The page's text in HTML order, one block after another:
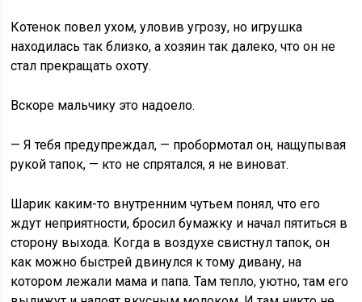
Котенок повел ухом, уловив угрозу, но игрушка
находилась так близко, а хозяин так далеко, что он не
стал прекращать охоту.
Вскоре мальчику это надоело.
— Я тебя предупреждал, — пробормотал он, нащупывая
рукой тапок, — кто не спрятался, я не виноват.
Шарик каким-то внутренним чутьем понял, что его
ждут неприятности, бросил бумажку и начал пятиться в
сторону выхода. Когда в воздухе свистнул тапок, он
как можно быстрей двинулся к тому дивану, на
котором лежали мама и папа. Там тепло, уютно, там его